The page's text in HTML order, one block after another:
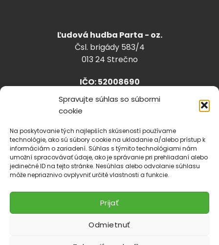
Spravujte súhlas so súbormi
cookie
Na poskytovanie tých najlepších skúseností používame
technológie, ako sú súbory cookie na ukladanie a/alebo prístup k
informáciám o zariadení. Súhlas s týmito technológiami nám
umožní spracovávať údaje, ako je správanie pri prehliadaní alebo
jedinečné ID na tejto stránke. Nesúhlas alebo odvolanie súhlasu
môže nepriaznivo ovplyvniť určité vlastnosti a funkcie.
Prijať
Odmietnuť
Ľudová hudba Parta - oz.
Čsl. brigády 583/4
013 24 Strečno
IČO: 52008690
+421918 530 888
Cookies